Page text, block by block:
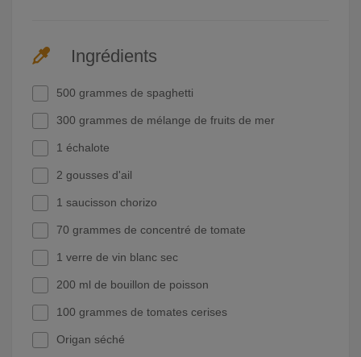
Ingrédients
500 grammes de spaghetti
300 grammes de mélange de fruits de mer
1 échalote
2 gousses d'ail
1 saucisson chorizo
70 grammes de concentré de tomate
1 verre de vin blanc sec
200 ml de bouillon de poisson
100 grammes de tomates cerises
Origan séché